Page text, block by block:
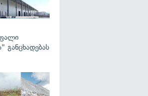
განცხადებას